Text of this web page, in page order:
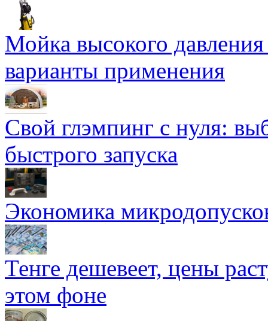
Мойка высокого
варианты применения
Свой глэмпинг с нуля:
быстрого запуска
Экономика
Тенге дешевеет, цены
этом фоне